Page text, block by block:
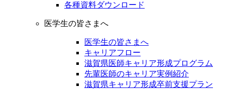
各種資料ダウンロード
医学生の皆さまへ
医学生の皆さまへ
キャリアフロー
滋賀県医師キャリア形成プログラム
先輩医師のキャリア実例紹介
滋賀県キャリア形成卒前支援プラン